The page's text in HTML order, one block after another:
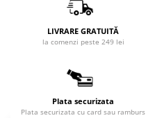
LIVRARE GRATUITĂ
la comenzi peste 249 lei
Plata securizata
Plata securizata cu card sau ramburs